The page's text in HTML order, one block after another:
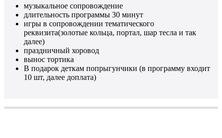
музыкальное сопровождение
длительность программы 30 минут
игры в сопровождении тематического
реквизита(золотые кольца, портал, шар тесла и так
далее)
праздничный хоровод
вынос тортика
В подарок деткам попрыгунчики (в программу входит
10 шт, далее доплата)